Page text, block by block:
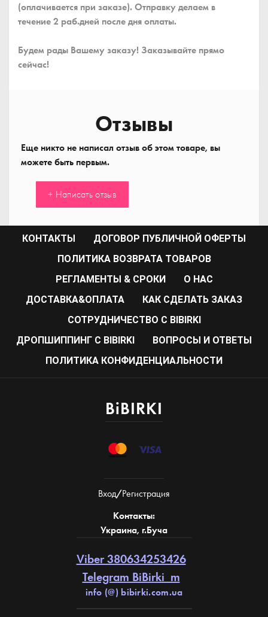
(оплачивается при заказе). Отправку делаем в
течение 2 раб.дней после дня оплаты.
Будем рады Вашему заказу! Заказывайте прямо
сейчас!
Отзывы
Еще никто не написал отзыв об этом товаре, вы
можете быть первым.
+ Написать отзыв
КОНТАКТЫ
ДОГОВОР ПУБЛИЧНОЙ ОФЕРТЫ
ПОЛИТИКА ВОЗВРАТА ТОВАРОВ
РЕГЛАМЕНТЫ & СРОКИ
О НАС
ДОСТАВКА&ОПЛАТА
КАК СДЕЛАТЬ ЗАКАЗ
CОТРУДНИЧЕСТВО С BIBIRKI
ДРОПШИППИНГ С BIBIRKI
ВОПРОСЫ И ОТВЕТЫ
ПОЛИТИКА КОНФИДЕНЦИАЛЬНОСТИ
BiBIRKI
Вход/Регистрация
Контакты:
Украина, г.Буча
Viber 380634253426
Telegram BiBirki_m
info (@) bibirki.com.ua